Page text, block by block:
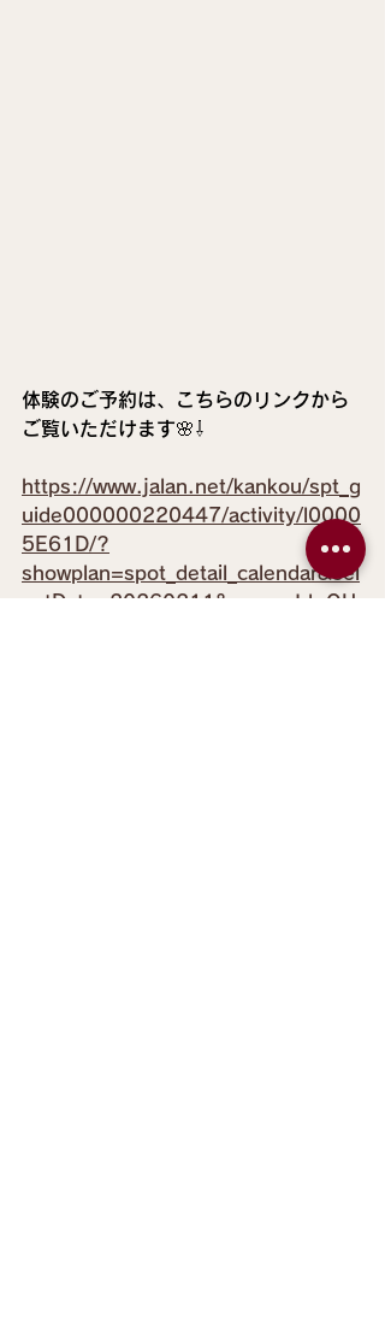
体験のご予約は、こちらのリンクから
ご覧いただけます🌸⇩
https://www.jalan.net/kankou/spt_g
uide000000220447/activity/l0000
5E61D/?
showplan=spot_detail_calendar&sel
ectDate=20260211&screenId=OU